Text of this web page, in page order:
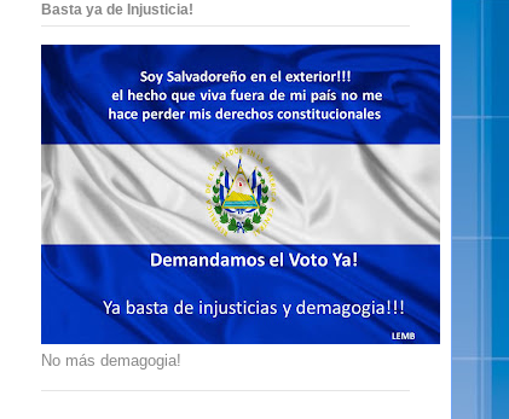
Basta ya de Injusticia!
No más demagogia!